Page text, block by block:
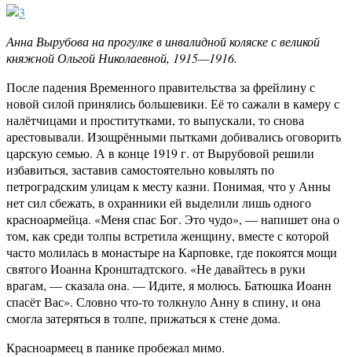
Анна Вырубова на прогулке в инвалидной коляске с великой
княжной Ольгой Николаевной, 1915—1916.
После падения Временного правительства за фрейлину с
новой силой принялись большевики. Её то сажали в камеру с
налётчицами и проститутками, то выпускали, то снова
арестовывали. Изощрёнными пытками добивались оговорить
царскую семью. А в конце 1919 г. от Вырубовой решили
избавиться, заставив самостоятельно ковылять по
петроградским улицам к месту казни. Понимая, что у Анны
нет сил сбежать, в охранники ей выделили лишь одного
красноармейца. «Меня спас Бог. Это чудо», — напишет она о
том, как среди толпы встретила женщину, вместе с которой
часто молилась в монастыре на Карповке, где покоятся мощи
святого Иоанна Кронштадтского. «Не давайтесь в руки
врагам, — сказала она. — Идите, я молюсь. Батюшка Иоанн
спасёт Вас». Словно что-то толкнуло Анну в спину, и она
смогла затеряться в толпе, прижаться к стене дома.
Красноармеец в панике пробежал мимо.